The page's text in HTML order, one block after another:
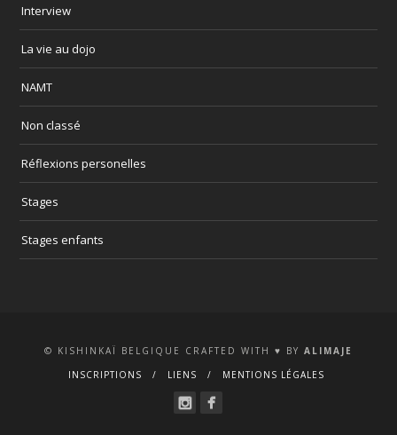
Interview
La vie au dojo
NAMT
Non classé
Réflexions personelles
Stages
Stages enfants
© KISHINKAÏ BELGIQUE CRAFTED WITH ♥ BY ALIMAJE
INSCRIPTIONS
LIENS MENTIONS LÉGALES